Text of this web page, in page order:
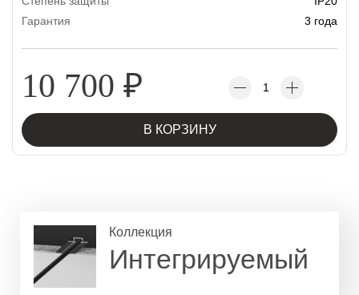
Гарантия
3 года
10 700 ₽
В КОРЗИНУ
Коллекция
Интегрируемый